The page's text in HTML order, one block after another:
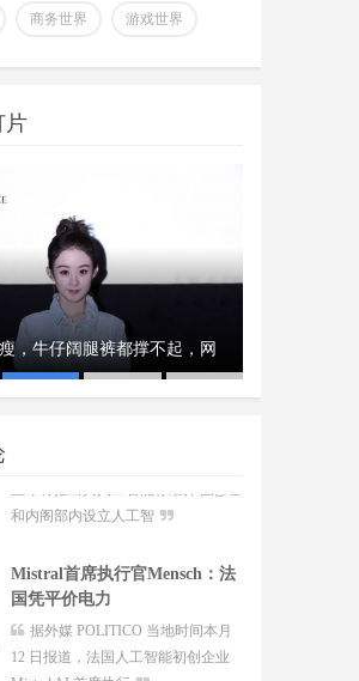
商务世界 游戏世界
片
，牛仔阔腿裤都撑不起，网
全球首个可变形个人机器人，
上纬新材今日官宣，全球首个可
登场。据介绍，上纬新
这个月会有多款国产重量级大模
型发布，除了DeepSeek V4正式版之
外，最受关注的当属月
澳大利亚将推出其人工智能标
准并在政府内设
澳大利亚联邦政府当地时间今日
Mistral首席执行官Mensch：法
据外媒 POLITICO 当地时间本月
12 日报道，法国人工智能初创企业
Mistral AI 首席执行